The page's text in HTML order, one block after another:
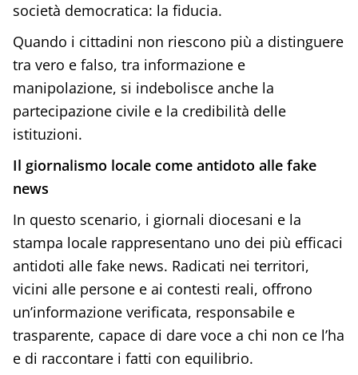
società democratica: la fiducia.
Quando i cittadini non riescono più a distinguere
tra vero e falso, tra informazione e
manipolazione, si indebolisce anche la
partecipazione civile e la credibilità delle
istituzioni.
Il giornalismo locale come antidoto alle fake
news
In questo scenario, i giornali diocesani e la
stampa locale rappresentano uno dei più efficaci
antidoti alle fake news. Radicati nei territori,
vicini alle persone e ai contesti reali, offrono
un’informazione verificata, responsabile e
trasparente, capace di dare voce a chi non ce l’ha
e di raccontare i fatti con equilibrio.